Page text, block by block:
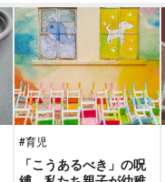
#育児
「こうあるべき」の呪